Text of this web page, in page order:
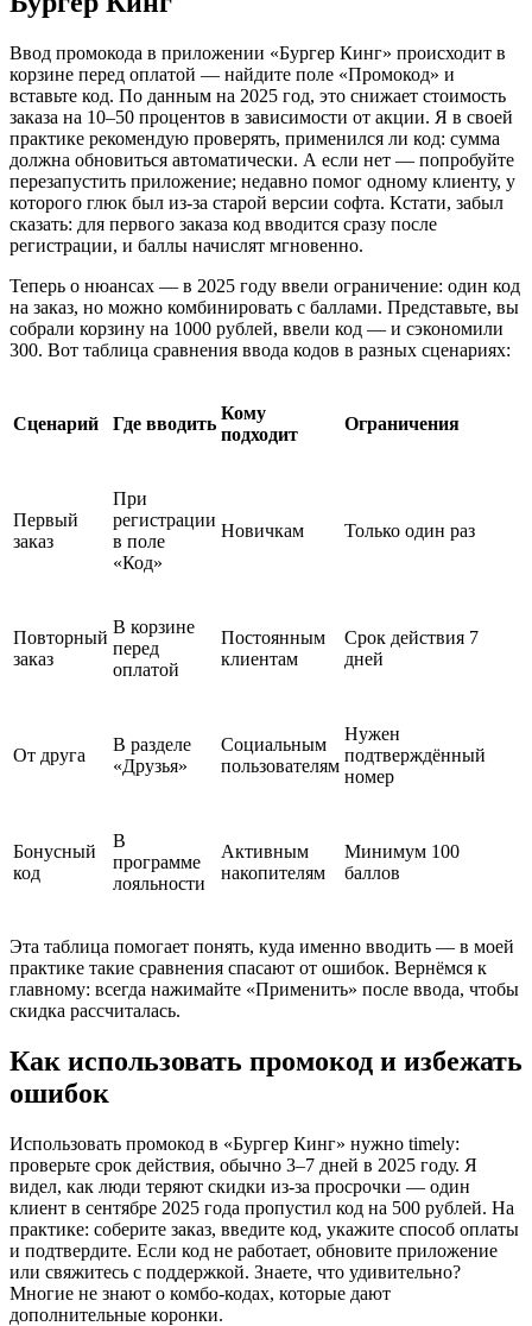
Ввод промокода в приложении «Бургер Кинг» происходит в
корзине перед оплатой — найдите поле «Промокод» и
вставьте код. По данным на 2025 год, это снижает стоимость
заказа на 10–50 процентов в зависимости от акции. Я в своей
практике рекомендую проверять, применился ли код: сумма
должна обновиться автоматически. А если нет — попробуйте
перезапустить приложение; недавно помог одному клиенту, у
которого глюк был из-за старой версии софта. Кстати, забыл
сказать: для первого заказа код вводится сразу после
регистрации, и баллы начислят мгновенно.
Теперь о нюансах — в 2025 году ввели ограничение: один код
на заказ, но можно комбинировать с баллами. Представьте, вы
собрали корзину на 1000 рублей, ввели код — и сэкономили
300. Вот таблица сравнения ввода кодов в разных сценариях:
Сценарий Где вводить
Кому
подходит
Ограничения
Первый
заказ
При
регистрации
в поле
«Код»
Новичкам Только один раз
Повторный
заказ
В корзине
перед
оплатой
Постоянным
клиентам
Срок действия 7
дней
От друга
В разделе
«Друзья»
Социальным
пользователям
Нужен
подтверждённый
номер
Бонусный
код
В
программе
лояльности
Активным
накопителям
Минимум 100
баллов
Эта таблица помогает понять, куда именно вводить — в моей
практике такие сравнения спасают от ошибок. Вернёмся к
главному: всегда нажимайте «Применить» после ввода, чтобы
скидка рассчиталась.
Как использовать промокод и избежать
ошибок
Использовать промокод в «Бургер Кинг» нужно timely:
проверьте срок действия, обычно 3–7 дней в 2025 году. Я
видел, как люди теряют скидки из-за просрочки — один
клиент в сентябре 2025 года пропустил код на 500 рублей. На
практике: соберите заказ, введите код, укажите способ оплаты
и подтвердите. Если код не работает, обновите приложение
или свяжитесь с поддержкой. Знаете, что удивительно?
Многие не знают о комбо-кодах, которые дают
дополнительные коронки.